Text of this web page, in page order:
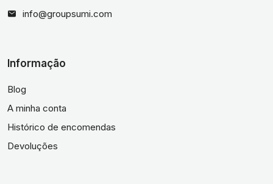
info@groupsumi.com
Informação
Blog
A minha conta
Histórico de encomendas
Devoluções